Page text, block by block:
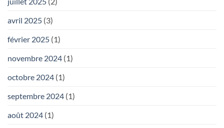
avril 2025 (3)
février 2025 (1)
novembre 2024 (1)
octobre 2024 (1)
septembre 2024 (1)
août 2024 (1)